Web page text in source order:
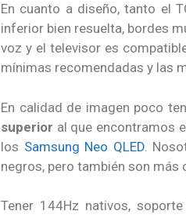
En cuanto a diseño, tanto el
inferior bien resuelta, bordes
voz y el televisor es
mínimas recomendadas y las
En calidad de imagen poco
superior al que encontramos
los Samsung Neo QLED.
negros, pero también son más
Tener 144Hz nativos, soporte